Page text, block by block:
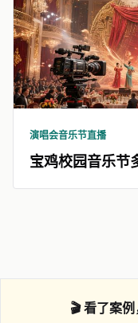
演唱会音乐节直播
宝鸡校园音乐节
🎬 看了案